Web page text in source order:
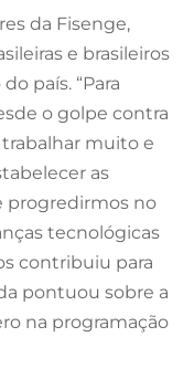
da Fisenge,
e brasileiros
país. “Para
o golpe contra
muito e
as
progredirmos no
tecnológicas
contribuiu para
pontuou sobre a
na programação